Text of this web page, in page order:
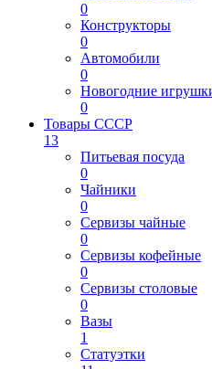
0
Конструкторы
0
Автомобили
0
Новогодние
0
Товары СССР
13
Питьевая посуда
0
Чайники
0
Сервизы чайные
0
Сервизы кофейные
0
Сервизы столовые
0
Вазы
1
Статуэтки